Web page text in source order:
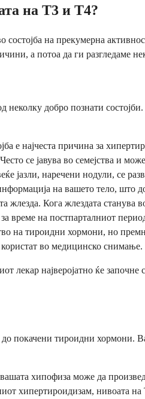
на Т3 и Т4?
состојба на прекумерна
а потоа да ги разгледаме
добро познати
е најчеста причина за
се јавува во семејства и
јазли, наречени нодули, се
на вашето тело, што
жлезда. Кога жлездата
време на постпарталниот
на тироидни хормони, но
во медицинско снимање.
најверојатно ќе
покачени тироидни
хипофиза може да
хипертироидизам, нивоата